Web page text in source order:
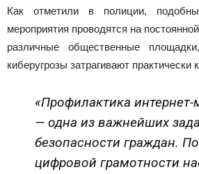
Как отметили в полиции,
мероприятия проводятся на
различные общественные
киберугрозы затрагивают практически
«Профилактика
— одна из важнейших
безопасности граждан.
цифровой грамотности